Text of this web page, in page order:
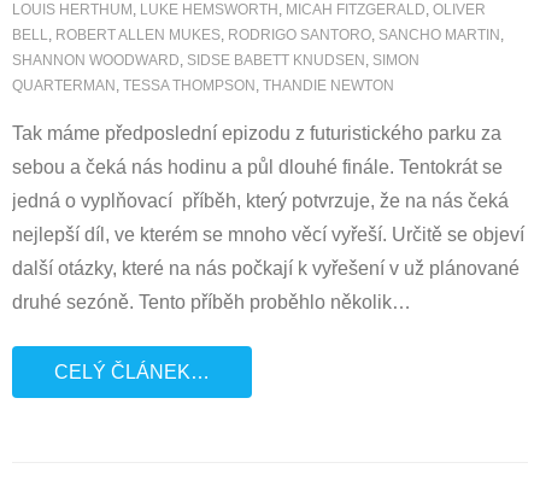
LOUIS HERTHUM , LUKE HEMSWORTH , MICAH FITZGERALD, OLIVER
BELL, ROBERT ALLEN MUKES, RODRIGO SANTORO, SANCHO MARTIN ,
SHANNON WOODWARD, SIDSE BABETT KNUDSEN , SIMON
QUARTERMAN , TESSA THOMPSON , THANDIE NEWTON
Tak máme předposlední epizodu z futuristického parku za
sebou a čeká nás hodinu a půl dlouhé finále. Tentokrát se
jedná o vyplňovací příběh, který potvrzuje, že na nás čeká
nejlepší díl, ve kterém se mnoho věcí vyřeší. Určitě se objeví
další otázky, které na nás počkají k vyřešení v už plánované
druhé sezóně. Tento příběh proběhlo několik…
CELÝ ČLÁNEK…